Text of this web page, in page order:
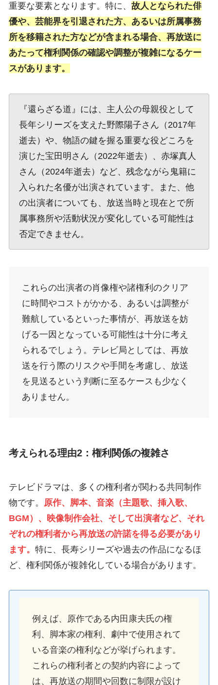
重要な要素となります。特に、 故人となられた俳
優や、芸能界を引退された方、あるいは所属事務
所を移籍された方などが含まれる場合、再放送に
あたって権利関係の確認や調整が複雑になるケー
スがあります。
『還らざる道』には、主人公の母親役として
長年シリーズを支えた野際陽子さん（2017年
逝去）や、物語の鍵を握る重要な役どころを
演じた宝田明さん（2022年逝去）、赤塚真人
さん（2024年逝去）など、残念ながら鬼籍に
入られた名優が出演されています。また、他
の出演者についても、放送当時と現在とで所
属事務所や活動状況が変化している可能性は
否定できません。
これらの出演者の肖像権や諸権利のクリア
に時間やコストがかかる、あるいは調整が
難航しているといった事情が、再放送を妨
げる一因となっている可能性は十分に考え
られるでしょう。テレビ局としては、再放
送を行う際のリスクや手間を考慮し、放送
を見送るという判断に至るケースも少なく
ありません。
考えられる理由2：権利関係の複雑さ
テレビドラマは、多くの権利者が関わる共同制作
物です。
原作、脚本、音楽（主題歌、挿入歌、
BGM）、映像制作会社、そして出演者など、それ
ぞれの権利者から再放送の許諾を得る必要があり
ます。 特に、長寿シリーズや過去の作品になるほ
ど、権利関係が複雑化している場合があります。
例えば、原作である内田康夫氏の権
利、脚本家の権利、劇中で使用されて
いる音楽の権利などが挙げられます。
これらの権利者との契約内容によって
は、再放送の期間や回数に制限が設け